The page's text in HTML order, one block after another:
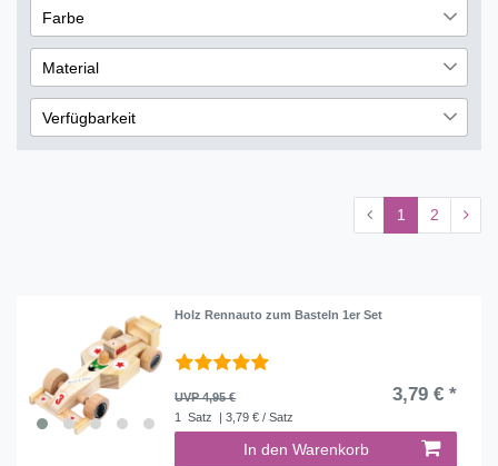
5
€ ― €
Übernehmen
Farbe
Orange
2
Material
Holz
14
Verfügbarkeit
18
1 2
Holz Rennauto zum Basteln 1er Set
UVP 4,95 € 3,79 € *
1 Satz | 3,79 € / Satz
In den Warenkorb